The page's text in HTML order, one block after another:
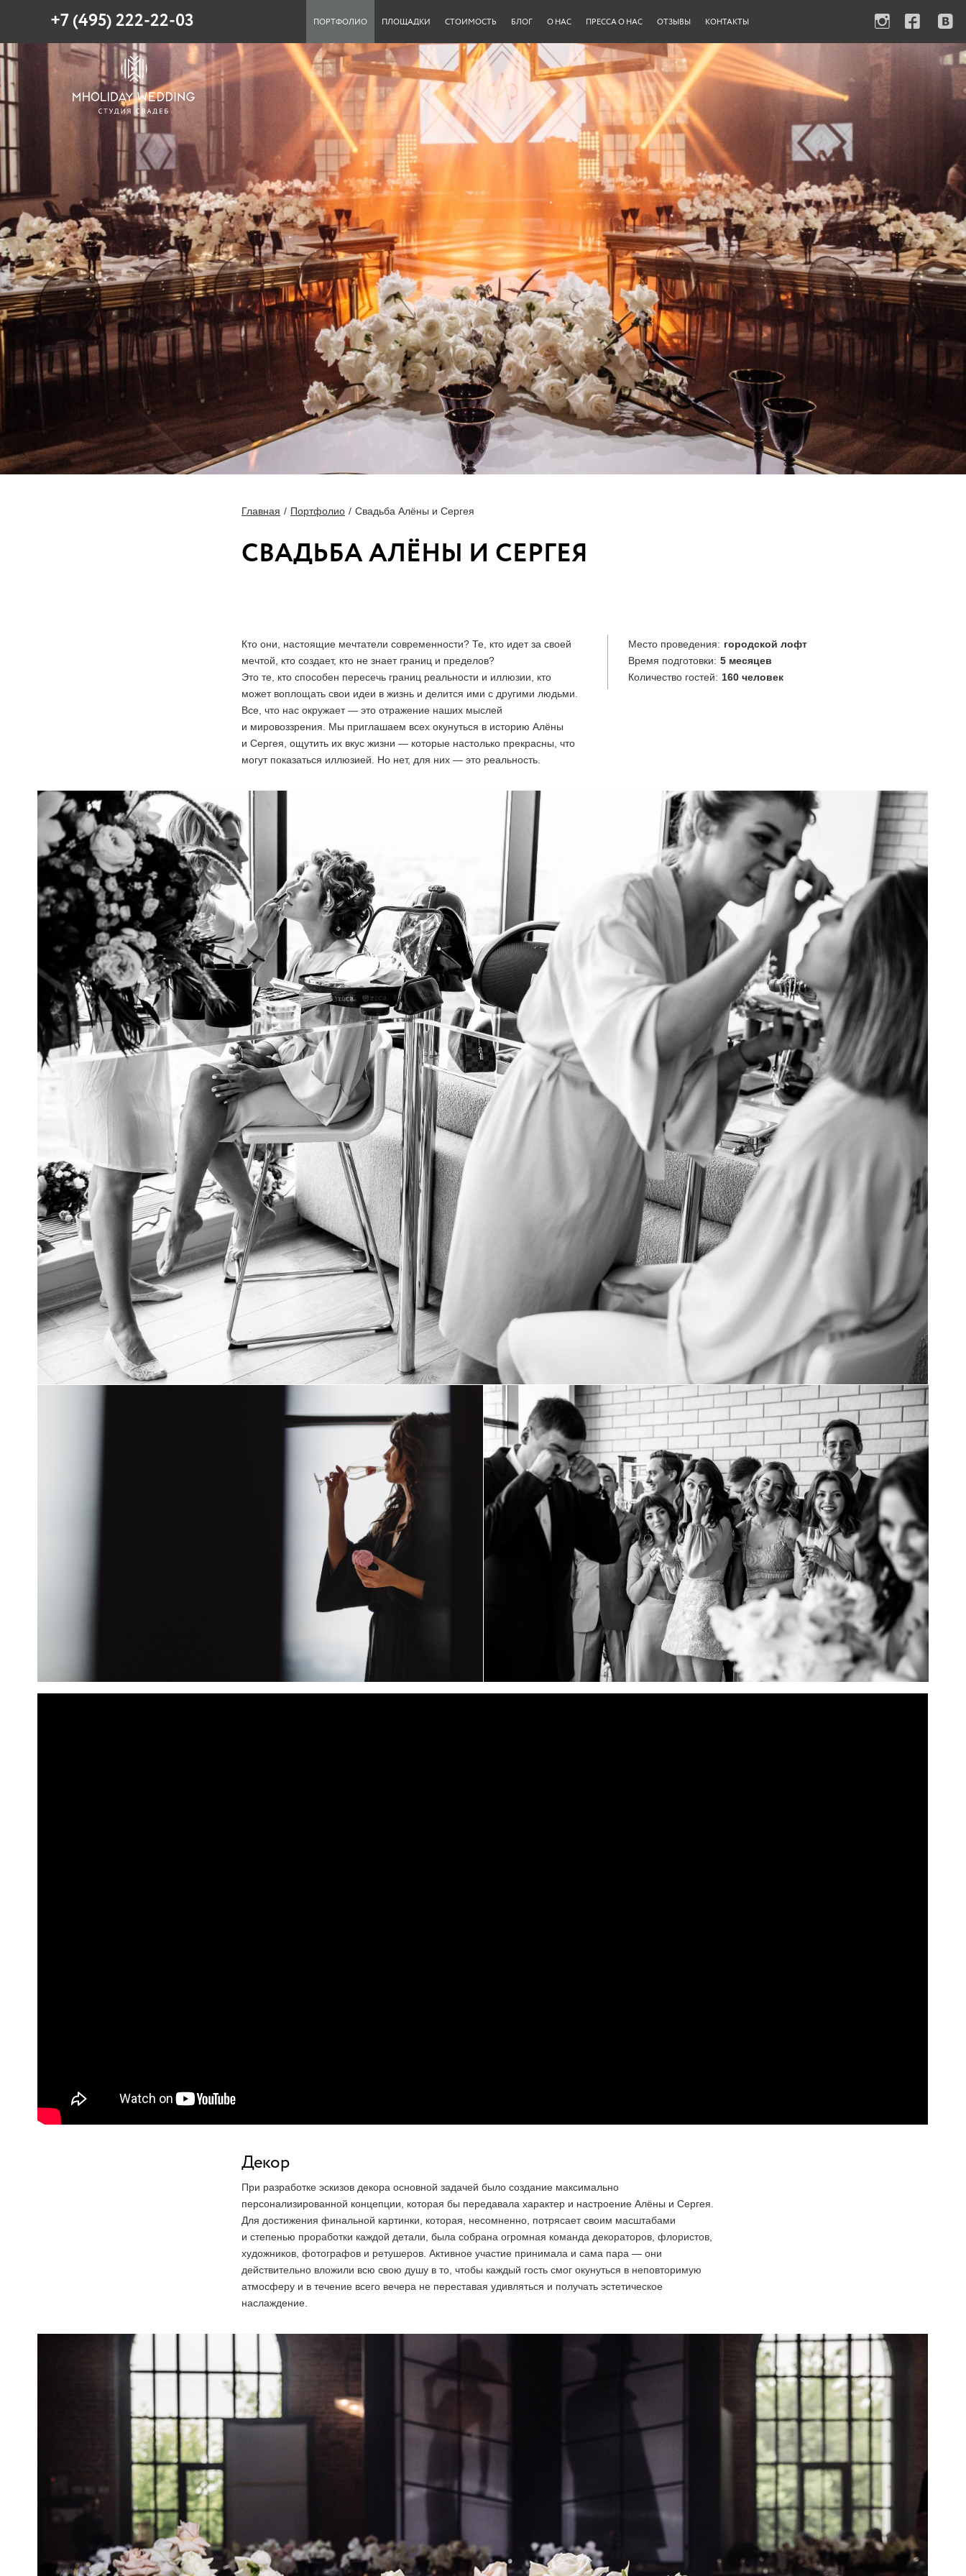
+7 (495) 222-22-03 ПОРТФОЛИО ПЛОЩАДКИ СТОИМОСТЬ БЛОГ О НАС ПРЕССА О НАС ОТЗЫВЫ КОНТАКТЫ
Главная Портфолио Свадьба Алёны и Сергея
СВАДЬБА АЛЁНЫ И СЕРГЕЯ
Место проведения: городской лофт
Время подготовки: 5 месяцев
Количество гостей: 160 человек
Кто они, настоящие мечтатели современности? Те, кто идет за своей
мечтой, кто создает, кто не знает границ и пределов?
Это те, кто способен пересечь границ реальности и иллюзии, кто
может воплощать свои идеи в жизнь и делится ими с другими людьми.
Все, что нас окружает — это отражение наших мыслей
и мировоззрения. Мы приглашаем всех окунуться в историю Алёны
и Сергея, ощутить их вкус жизни — которые настолько прекрасны, что
могут показаться иллюзией. Но нет, для них — это реальность.
Декор
При разработке эскизов декора основной задачей было создание максимально
персонализированной концепции, которая бы передавала характер и настроение Алёны и Сергея.
Для достижения финальной картинки, которая, несомненно, потрясает своим масштабами
и степенью проработки каждой детали, была собрана огромная команда декораторов, флористов,
художников, фотографов и ретушеров. Активное участие принимала и сама пара — они
действительно вложили всю свою душу в то, чтобы каждый гость смог окунуться в неповторимую
атмосферу и в течение всего вечера не переставая удивляться и получать эстетическое
наслаждение.